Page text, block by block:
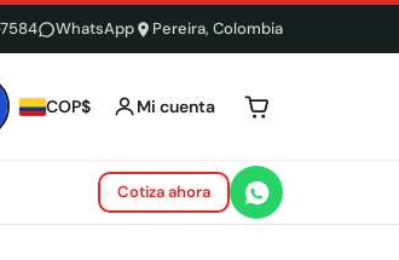
WhatsApp Pereira, Colombia
COP$ Mi cuenta Tu carrito está
Cotiza ahora